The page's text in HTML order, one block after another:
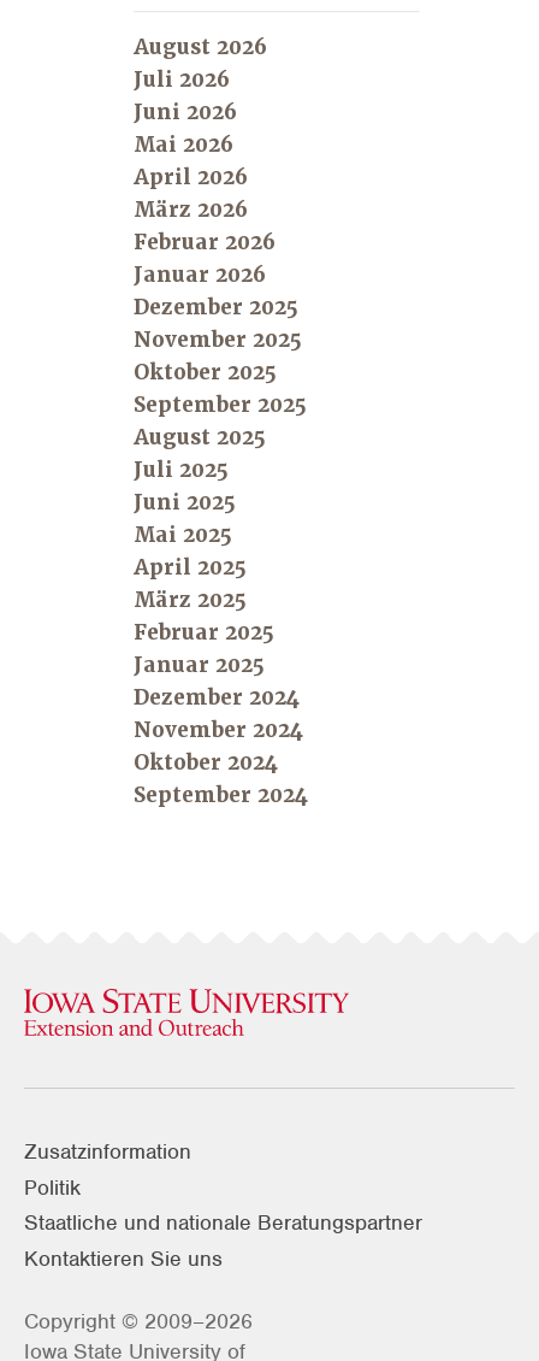
August 2026
Juli 2026
Juni 2026
Mai 2026
April 2026
März 2026
Februar 2026
Januar 2026
Dezember 2025
November 2025
Oktober 2025
September 2025
August 2025
Juli 2025
Juni 2025
Mai 2025
April 2025
März 2025
Februar 2025
Januar 2025
Dezember 2024
November 2024
Oktober 2024
September 2024
Zusatzinformation
Politik
Staatliche und nationale Beratungspartner
Kontaktieren Sie uns
Copyright © 2009–2026
Iowa State University of